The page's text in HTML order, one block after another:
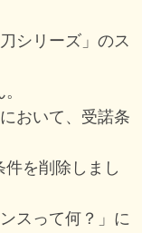
シリーズ」のス
おいて、受諾条
を削除しまし
スって何？」に